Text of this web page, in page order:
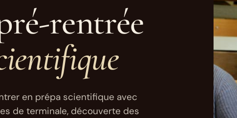
rentrée
en prépa scientifique avec
de terminale, découverte des